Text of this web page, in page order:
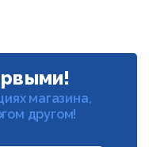
магазина,
другом!